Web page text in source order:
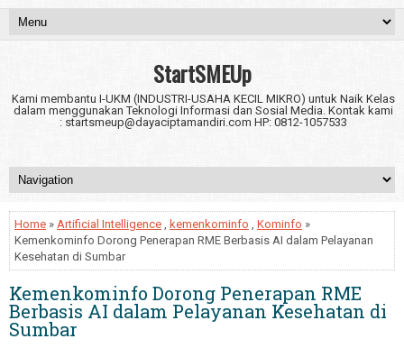
StartSMEUp
Kami membantu I-UKM (INDUSTRI-USAHA KECIL MIKRO) untuk Naik Kelas
dalam menggunakan Teknologi Informasi dan Sosial Media. Kontak kami
: startsmeup@dayaciptamandiri.com HP: 0812-1057533
Home » Artificial Intelligence , kemenkominfo , Kominfo »
Kemenkominfo Dorong Penerapan RME Berbasis AI dalam Pelayanan
Kesehatan di Sumbar
Kemenkominfo Dorong Penerapan RME
Berbasis AI dalam Pelayanan Kesehatan di
Sumbar